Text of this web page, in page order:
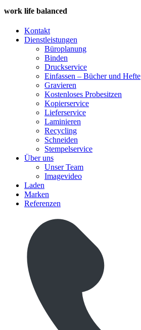
work life balanced
Kontakt
Dienstleistungen
Büroplanung
Binden
Druckservice
Einfassen – Bücher und Hefte
Gravieren
Kostenloses Probesitzen
Kopierservice
Lieferservice
Laminieren
Recycling
Schneiden
Stempelservice
Über uns
Unser Team
Imagevideo
Laden
Marken
Referenzen